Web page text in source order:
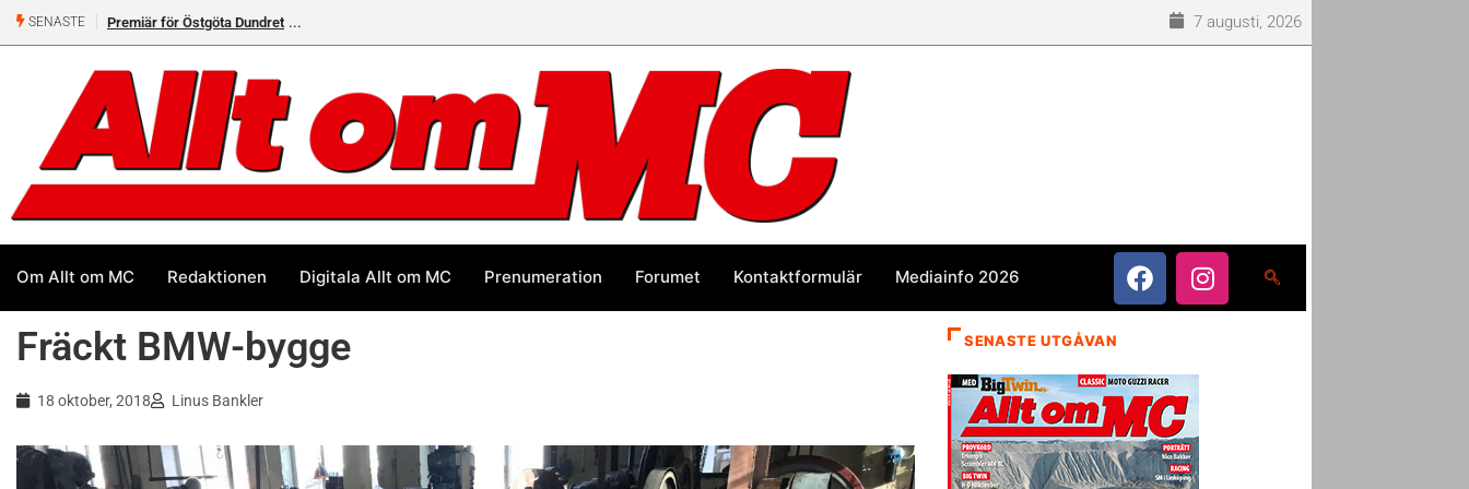
SENASTE Helsvarta Deadwood – Ny cruiser från H-D 7 augusti, 2026
Om Allt om MC Redaktionen Digitala Allt om MC Prenumeration Forumet Kontaktformulär Mediainfo 2026
Fräckt BMW-bygge
18 oktober, 2018 Linus Bankler
SENASTE UTGÅVAN